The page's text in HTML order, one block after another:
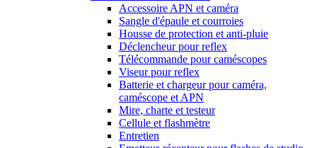
Accessoire APN et caméra
Sangle d'épaule et courroies
Housse de protection et anti-pluie
Déclencheur pour reflex
Télécommande pour caméscopes
Viseur pour reflex
Batterie et chargeur pour caméra,
caméscope et APN
Mire, charte et testeur
Cellule et flashmètre
Entretien